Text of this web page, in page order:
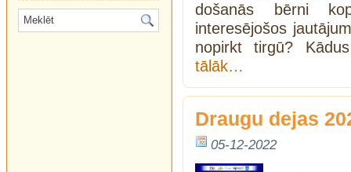
došanās bērni
interesējošos
nopirkt tirgū?
tālāk…
Draugu dejas
05-12-2022